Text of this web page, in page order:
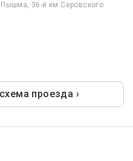
Пышма, 36-й км Серовского
проезда ›